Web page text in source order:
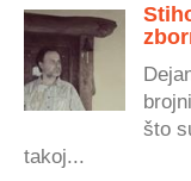
što
takoj...